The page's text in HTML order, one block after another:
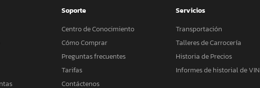
Soporte
Centro de Conocimiento
Cómo Comprar
Preguntas frecuentes
Tarifas
Contáctenos
Servicios
Transportación
Talleres de Carrocería
Historia de Precios
Informes de historial de VIN